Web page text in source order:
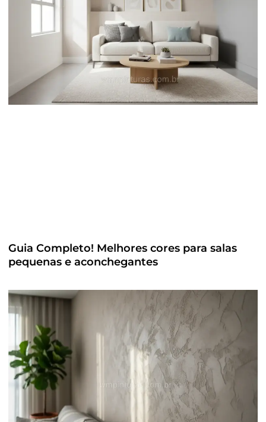
Guia Completo! Melhores cores para salas
pequenas e aconchegantes